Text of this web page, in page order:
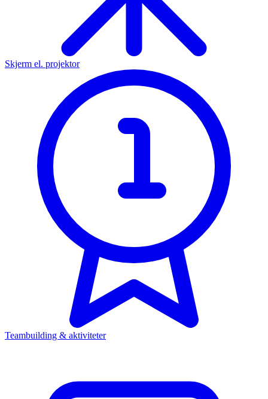
Skjerm el. projektor
Teambuilding & aktiviteter